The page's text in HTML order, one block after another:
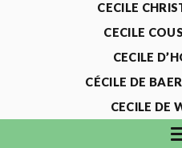
CECILE
CECILE
CECILE
CÉCILE DE
CECILE DE
CECILE